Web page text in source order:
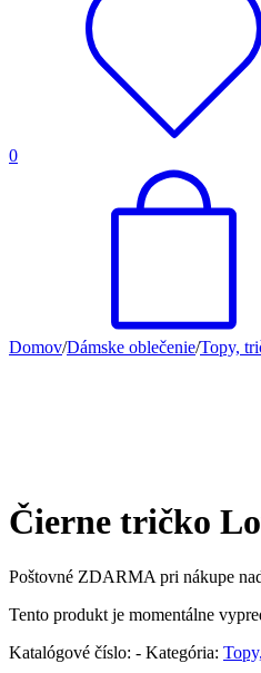
0
Domov/Dámske oblečenie/Topy,
Čierne tričko
Poštovné ZDARMA pri nákupe
Tento produkt je momentálne
Katalógové číslo: - Kategória: